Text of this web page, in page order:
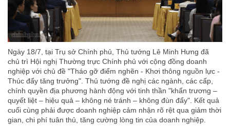
Ngày 18/7, tại Trụ sở Chính phủ, Thủ tướng Lê Minh Hưng đã
chủ trì Hội nghị Thường trực Chính phủ với cộng đồng doanh
nghiệp với chủ đề "Tháo gỡ điểm nghẽn - Khơi thông nguồn lực -
Thúc đẩy tăng trưởng". Thủ tướng đề nghị các ngành, các cấp,
chính quyền địa phương hành động với tinh thần "khẩn trương –
quyết liệt – hiệu quả – không né tránh – không đùn đẩy". Kết quả
cuối cùng phải được doanh nghiệp cảm nhận rõ rệt qua giảm thời
gian, chi phí tuân thủ, tăng cường lòng tin của doanh nghiệp.